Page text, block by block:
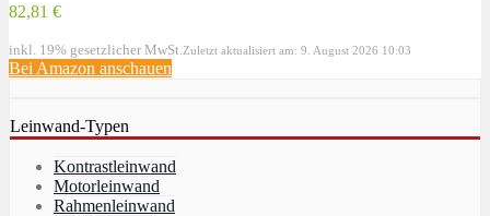
82,81 €
inkl. 19% gesetzlicher MwSt. Zuletzt aktualisiert am: 9. August 2026 10:03
Bei Amazon anschauen
Leinwand-Typen
Kontrastleinwand
Motorleinwand
Rahmenleinwand